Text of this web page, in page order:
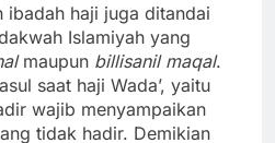
ibadah haji juga ditandai
Islamiyah yang
maupun billisanil maqal.
saat haji Wada’, yaitu
wajib menyampaikan
tidak hadir. Demikian